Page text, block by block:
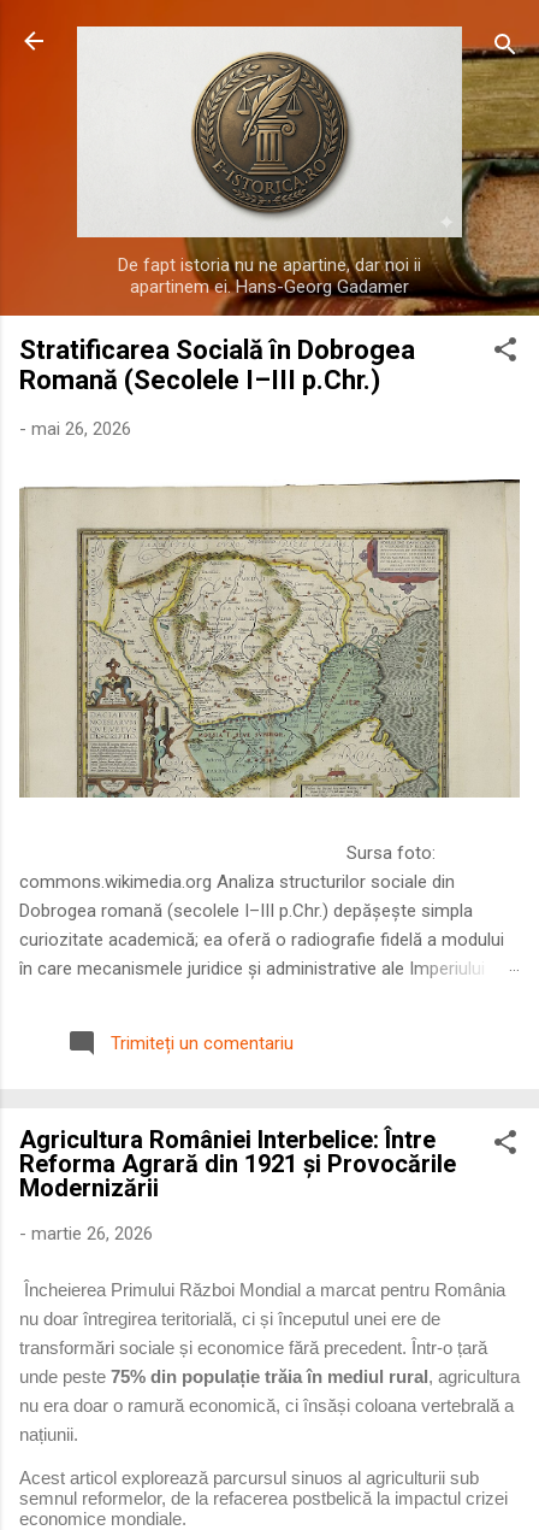
Treceți la conținutul principal
De fapt istoria nu ne apartine, dar noi ii
apartinem ei. Hans-Georg Gadamer
Stratificarea Socială în Dobrogea
Romană (Secolele I–III p.Chr.)
- mai 26, 2026
Sursa foto:
commons.wikimedia.org Analiza structurilor sociale din
Dobrogea romană (secolele I–III p.Chr.) depășește simpla
curiozitate academică; ea oferă o radiografie fidelă a modului
în care mecanismele juridice și administrative ale Imperiului
Într-o epocă în care prosperitatea excepțională a lumii romane
era susținută de o mobilitate socială dinamică și de o libertate
roman – în special a cetățenilor romani ( cives Romani ) în
țesutul urban și rural dobrogean – ne permite să măsurăm cu
precizie profunzimea și ritmul procesului de rom...
Trimiteți un comentariu
Agricultura României Interbelice: Între
Reforma Agrară din 1921 și Provocările
Modernizării
- martie 26, 2026
Încheierea Primului Război Mondial a marcat pentru România
nu doar întregirea teritorială, ci și începutul unei ere de
transformări sociale și economice fără precedent. Într-o țară
unde peste 75% din populație trăia în mediul rural, agricultura
nu era doar o ramură economică, ci însăși coloana vertebrală a
națiunii.
Acest articol explorează parcursul sinuos al agriculturii sub
semnul reformelor, de la refacerea postbelică la impactul crizei
economice mondiale.